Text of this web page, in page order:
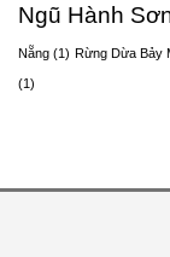
Ngũ Hành
Nẵng (1) Rừng Dừa Bảy
(1)